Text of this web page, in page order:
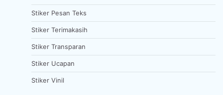
Stiker Pesan Teks
Stiker Terimakasih
Stiker Transparan
Stiker Ucapan
Stiker Vinil